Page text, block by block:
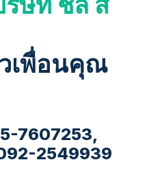
เพื่อนคุณ
7607253,
2549939